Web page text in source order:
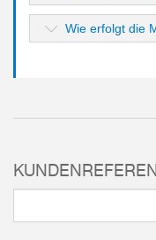
Wie erfolgt die